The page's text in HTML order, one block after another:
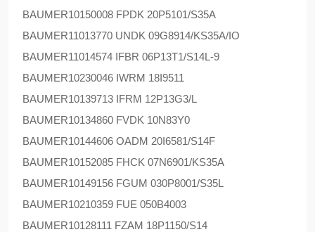
BAUMER10150008 FPDK 20P5101/S35A
BAUMER11013770 UNDK 09G8914/KS35A/IO
BAUMER11014574 IFBR 06P13T1/S14L-9
BAUMER10230046 IWRM 18I9511
BAUMER10139713 IFRM 12P13G3/L
BAUMER10134860 FVDK 10N83Y0
BAUMER10144606 OADM 20I6581/S14F
BAUMER10152085 FHCK 07N6901/KS35A
BAUMER10149156 FGUM 030P8001/S35L
BAUMER10210359 FUE 050B4003
BAUMER10128111 FZAM 18P1150/S14